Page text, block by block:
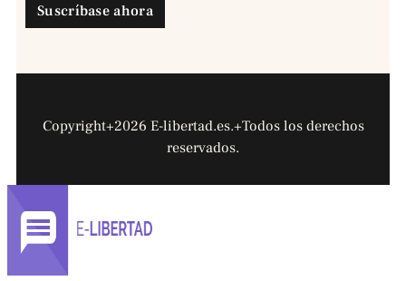
Suscríbase ahora
Copyright+2026 E-libertad.es.+Todos los derechos
reservados.